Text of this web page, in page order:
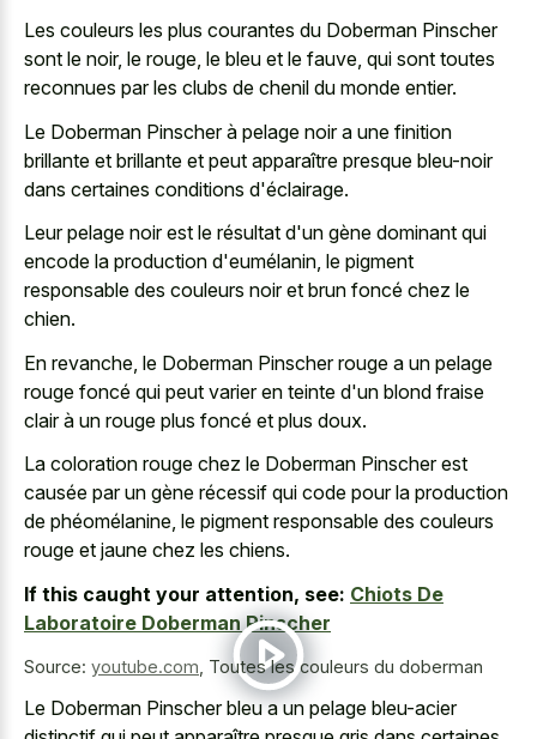
Les couleurs les plus courantes du Doberman Pinscher
sont le noir, le rouge, le bleu et le fauve, qui sont toutes
reconnues par les clubs de chenil du monde entier.
Le Doberman Pinscher à pelage noir a une finition
brillante et brillante et peut apparaître presque bleu-noir
dans certaines conditions d'éclairage.
Leur pelage noir est le résultat d'un gène dominant qui
encode la production d'eumélanin, le pigment
responsable des couleurs noiret brun foncé chez le
chien.
En revanche, le Doberman Pinscher rouge a un pelage
rouge foncé qui peut varier en teinte d'un blond fraise
clair à un rouge plus foncé et plus doux.
La coloration rouge chez le Doberman Pinscher est
causée par un gène récessif qui code pour la production
de phéomélanine, le pigment responsable des couleurs
rouge et jaune chez les chiens.
If this caught your attention, see: Chiots De
Laboratoire Doberman Pinscher
Source: youtube.com Toutes les couleurs du doberman
Le Doberman Pinscher bleu a un pelage bleu-acier